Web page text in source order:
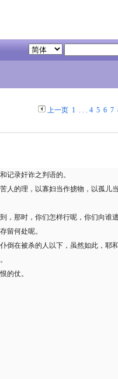
上一页 1. . . 4 5 6 7
记录奸诈之判语的。
人的理，以寡妇当作掳物，以孤儿
，那时，你们怎样行呢，你们向谁
留何处呢。
倒在被杀的人以下，虽然如此，耶
的仗。